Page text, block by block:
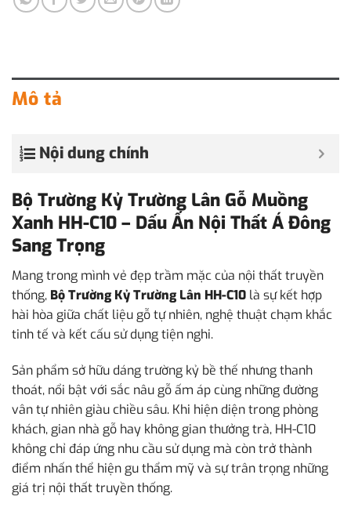
Mô tả
Nội dung chính
Bộ Trường Kỷ Trường Lân Gỗ Muồng
Xanh HH-C10 – Dấu Ấn Nội Thất Á Đông
Sang Trọng
Mang trong mình vẻ đẹp trầm mặc của nội thất truyền
thống, Bộ Trường Kỷ Trường Lân HH-C10 là sự kết hợp
hài hòa giữa chất liệu gỗ tự nhiên, nghệ thuật chạm khắc
tinh tế và kết cấu sử dụng tiện nghi.
Sản phẩm sở hữu dáng trường kỷ bề thế nhưng thanh
thoát, nổi bật với sắc nâu gỗ ấm áp cùng những đường
vân tự nhiên giàu chiều sâu. Khi hiện diện trong phòng
khách, gian nhà gỗ hay không gian thưởng trà, HH-C10
không chỉ đáp ứng nhu cầu sử dụng mà còn trở thành
điểm nhấn thể hiện gu thẩm mỹ và sự trân trọng những
giá trị nội thất truyền thống.